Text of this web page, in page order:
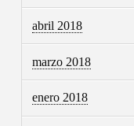
abril 2018
marzo 2018
enero 2018